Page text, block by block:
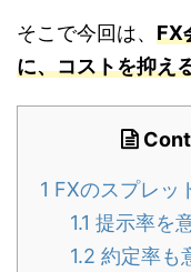
そこで今回は、 FX
に、コストを抑え
1 FXのスプレッ
1.1 提示率を
1.2 約定率も